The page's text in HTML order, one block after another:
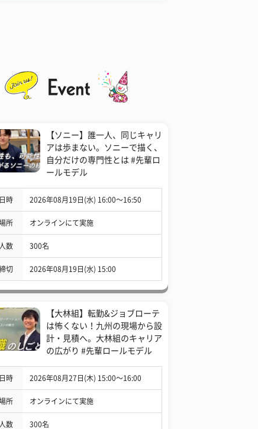
【ソニー】誰一人、同じキャリ
アは歩まない。ソニーで描く、
自分だけの専門性とは #先輩ロ
ールモデル
時 2026年08月19日(水) 16:00〜16:50
所 オンラインにて実施
数 300名
切 2026年08月19日(水) 15:00
【大林組】転勤&ジョブローテ
は怖くない！九州の現場から設
計・見積へ。大林組のキャリア
の広がり #先輩ロールモデル
時 2026年08月27日(木) 15:00〜16:00
所 オンラインにて実施
数 300名